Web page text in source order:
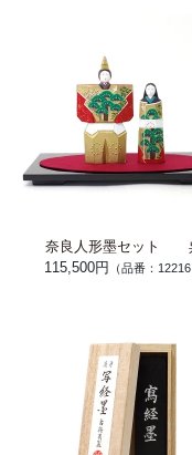
奈良人形墨セット
115,500円
（品番：12216